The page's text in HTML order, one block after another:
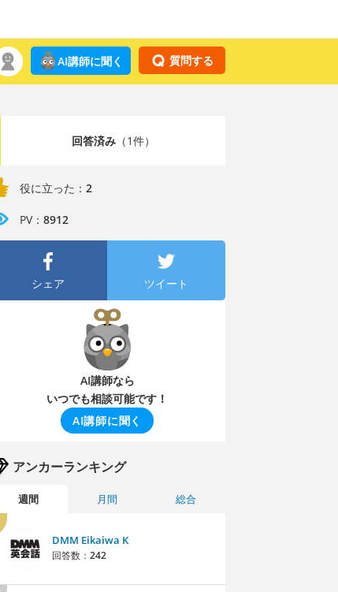
質問する
AI講師に聞く
回答済み（1件）
役に立った： 2
PV： 8912
シェア ツイート
AI講師なら
いつでも相談可能です！
AI講師に聞く
アンカーランキング
週間 月間 総合
DMM Eikaiwa K
回答数： 242